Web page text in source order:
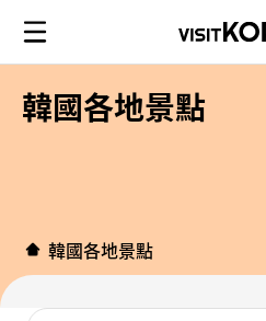
韓國各地景點
韓國各地景點